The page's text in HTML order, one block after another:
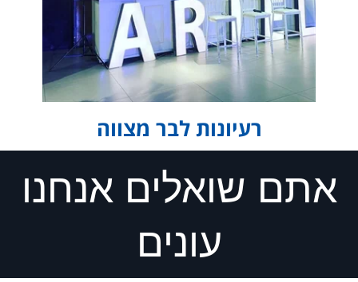
רעיונות לבר מצווה
אתם שואלים אנחנו
עונים